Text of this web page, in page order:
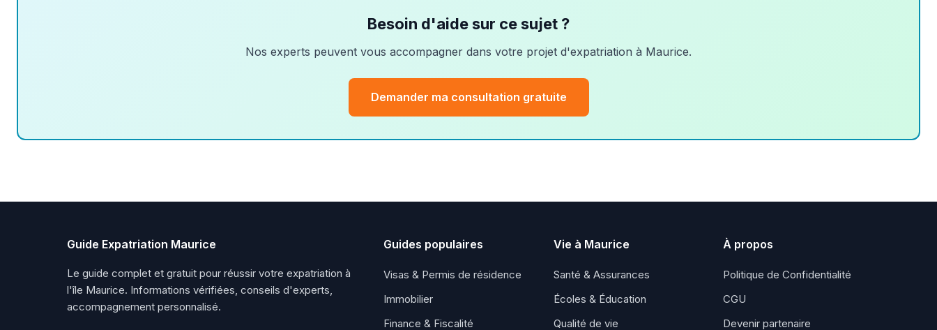
Besoin d'aide sur ce sujet ?
Nos experts peuvent vous accompagner dans votre projet d'expatriation à Maurice.
Demander ma consultation gratuite
Guide Expatriation Maurice
Le guide complet et gratuit pour réussir votre expatriation à
l'île Maurice. Informations vérifiées, conseils d'experts,
accompagnement personnalisé.
Guides populaires
Visas & Permis de résidence
Immobilier
Finance & Fiscalité
Vie à Maurice
Santé & Assurances
Écoles & Éducation
Qualité de vie
À propos
Politique de Confidentialité
CGU
Devenir partenaire